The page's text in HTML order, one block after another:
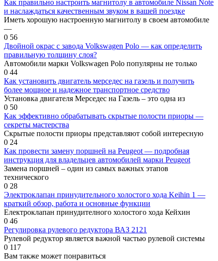
Как правильно настроить магнитолу в автомобиле Nissan Note
и наслаждаться качественным звуком в вашей поездке
Иметь хорошую настроенную магнитолу в своем автомобиле
—
0 56
Двойной окрас с завода Volkswagen Polo — как определить
правильную толщину слоя?
Автомобили марки Volkswagen Polo популярны не только
0 44
Как установить двигатель мерседес на газель и получить
более мощное и надежное транспортное средство
Установка двигателя Мерседес на Газель – это одна из
0 50
Как эффективно обрабатывать скрытые полости приоры —
секреты мастерства
Скрытые полости приоры представляют собой интересную
0 24
Как провести замену поршней на Peugeot — подробная
инструкция для владельцев автомобилей марки Peugeot
Замена поршней – один из самых важных этапов
технического
0 28
Электроклапан принудительного холостого хода Keihin 1 —
краткий обзор, работа и основные функции
Електроклапан принудителного холостого хода Кейхин
0 46
Регулировка рулевого редуктора ВАЗ 2121
Рулевой редуктор является важной частью рулевой системы
0 117
Вам также может понравиться